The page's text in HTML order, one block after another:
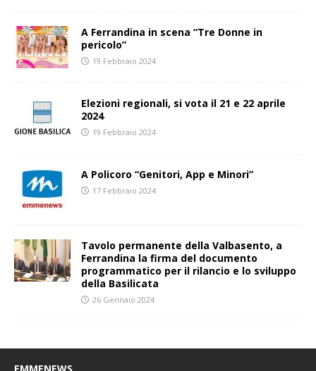
A Ferrandina in scena “Tre Donne in
pericolo”
19 Febbraio 2024
Elezioni regionali, si vota il 21 e 22 aprile
2024
19 Febbraio 2024
A Policoro “Genitori, App e Minori”
17 Febbraio 2024
Tavolo permanente della Valbasento, a
Ferrandina la firma del documento
programmatico per il rilancio e lo sviluppo
della Basilicata
26 Gennaio 2024